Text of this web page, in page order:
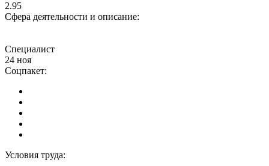
2.95
Сфера деятельности и описание:
Специалист
24 ноя
Соцпакет:
Условия труда: